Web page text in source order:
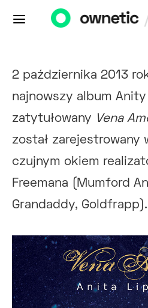
2 października 2013
najnowszy album
zatytułowany Vena
został zarejestrowany
czujnym okiem
Freemana (Mumford
Grandaddy, Goldfrapp).